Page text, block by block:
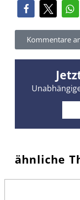
Kommentare
ähnliche